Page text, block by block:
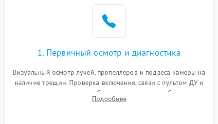
1. Первичный осмотр и диагностика
Визуальный осмотр лучей, пропеллеров и подвеса камеры на
наличие трещин. Проверка включения, связи с пультом ДУ и
передачи видеосигнала. Считывание логов ошибок через
полетное ПО для определения характера неисправности.
Подробнее